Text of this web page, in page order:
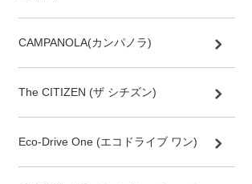
CAMPANOLA(カンパノラ)
The CITIZEN (ザ シチズン)
Eco-Drive One (エコドライブ ワン)